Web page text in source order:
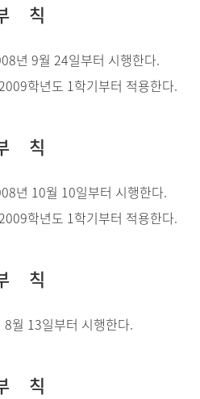
칙
년 9월 24일부터 시행한다.
학년도 1학기부터 적용한다.
칙
년 10월 10일부터 시행한다.
학년도 1학기부터 적용한다.
칙
월 13일부터 시행한다.
칙